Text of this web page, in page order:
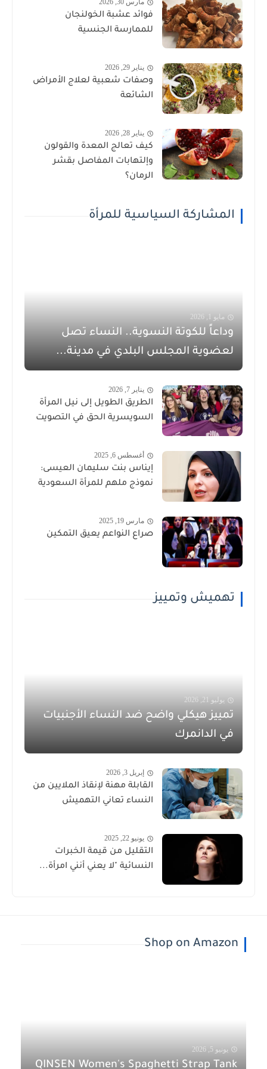
مارس 30, 2026
فوائد عشبة الخولنجان
للممارسة الجنسية
يناير 29, 2026
وصفات شعبية لعلاج الأمراض
الشائعة
يناير 28, 2026
كيف تعالج المعدة والقولون
وإلتهابات المفاصل بقشر
الرمان؟
المشاركة السياسية للمرأة
مايو 1, 2026
وداعاً للكوتة النسوية.. النساء تصل
لعضوية المجلس البلدي في مدينة...
يناير 7, 2026
الطريق الطويل إلى نيل المرأة
السويسرية الحق في التصويت
أغسطس 6, 2025
إيناس بنت سليمان العيسى:
نموذج ملهم للمرأة السعودية
مارس 19, 2025
صراع النواعم يعيق التمكين
تهميش وتمييز
يوليو 21, 2026
تمييز هيكلي واضح ضد النساء الأجنبيات
في الدانمرك
إبريل 3, 2026
القابلة مهنة لإنقاذ الملايين من
النساء تعاني التهميش
يونيو 22, 2025
التقليل من قيمة الخبرات
النسائية "لا يعني أنني امرأة...
Shop on Amazon
يونيو 5, 2026
QINSEN Women's Spaghetti Strap Tank